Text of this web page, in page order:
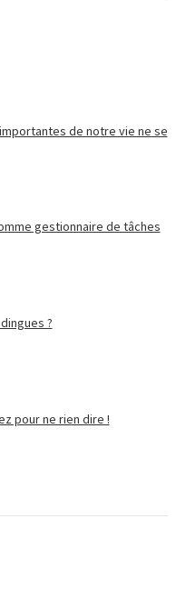
de notre vie ne se
gestionnaire de tâches
?
pour ne rien dire !